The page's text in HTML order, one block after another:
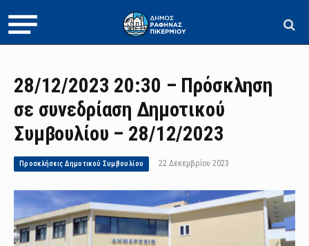
28/12/2023 20:30 – Πρόσκληση
σε συνεδρίαση Δημοτικού
Συμβουλίου – 28/12/2023
Προσκλήσεις Δημοτικού Συμβουλίου 22 Δεκεμβρίου 2023